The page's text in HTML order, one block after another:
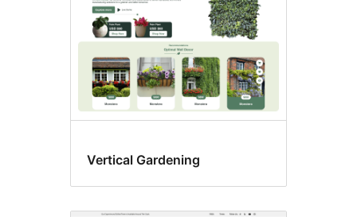
Vertical Gardening